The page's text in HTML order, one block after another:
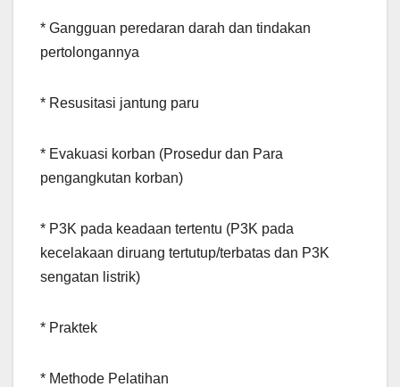
* Gangguan peredaran darah dan tindakan
pertolongannya
* Resusitasi jantung paru
* Evakuasi korban (Prosedur dan Para
pengangkutan korban)
* P3K pada keadaan tertentu (P3K pada
kecelakaan diruang tertutup/terbatas dan P3K
sengatan listrik)
* Praktek
* Methode Pelatihan